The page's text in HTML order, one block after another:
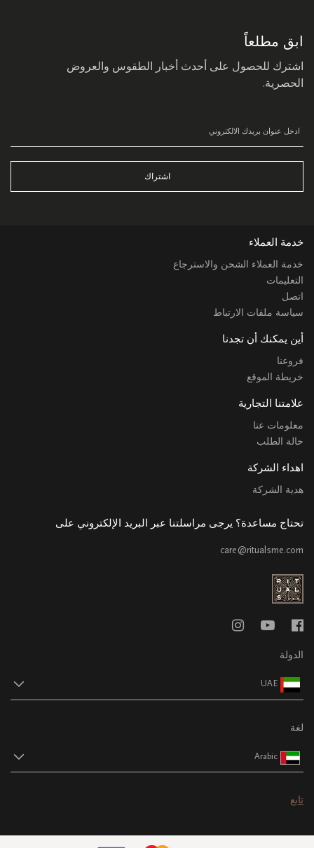
ابق مطلعاً
اشترك للحصول على أحدث أخبار الطقوس والعروض
الحصرية.
اشتراك
خدمة العملاء
خدمة العملاء الشحن والاسترجاع
التعليمات
اتصل
سياسة ملفات الارتباط
أين يمكنك أن تجدنا
فروعنا
خريطة الموقع
علامتنا التجارية
معلومات عنا
حالة الطلب
اهداء الشركة
هدية الشركة
تحتاج مساعدة؟ يرجى مراسلتنا عبر البريد الإلكتروني على
care@ritualsme.com
الدولة
UAE
لغة
Arabic
تابع